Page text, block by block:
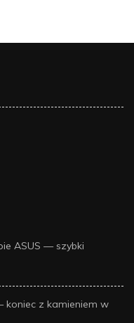
ASUS — szybki
koniec z kamieniem w